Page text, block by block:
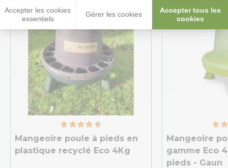
Accepter les cookies
essentiels
Gérer les cookies
Accepter tous les
cookies
Mangeoire poule à pieds en
plastique recyclé Eco 4Kg
Mangeoire
gamme Eco
pieds - Gaun